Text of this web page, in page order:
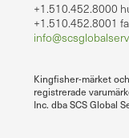
+1.510.452.8000
+1.510.452.8001
Kingfisher-märket
registrerade
Inc. dba SCS Global